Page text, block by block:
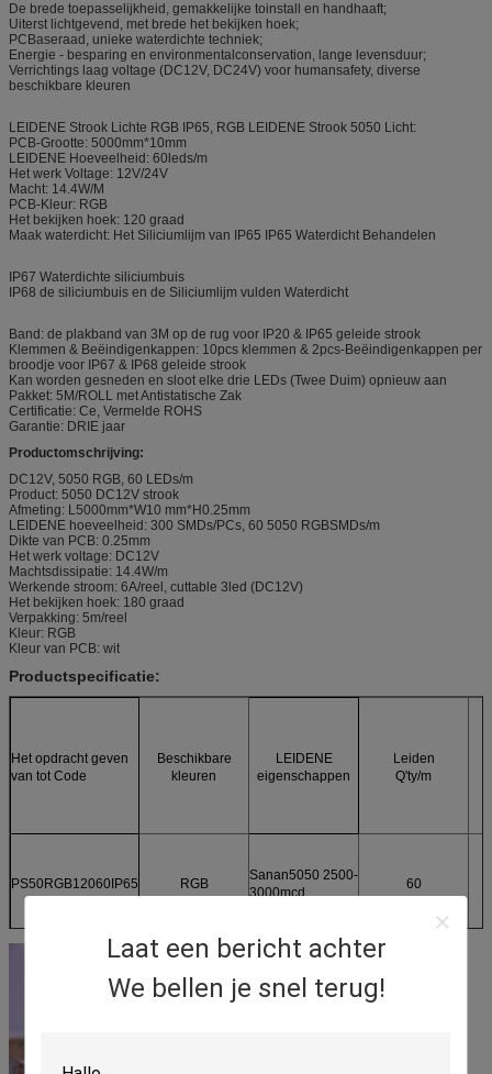
Laat een bericht achter
We bellen je snel terug!
De brede toepasselijkheid, gemakkelijke toinstall en handhaaft;
Uiterst lichtgevend, met brede het bekijken hoek;
PCBaseraad, unieke waterdichte techniek;
Energie - besparing en environmentalconservation, lange levensduur;
Verrichtings laag voltage (DC12V, DC24V) voor humansafety, diverse
beschikbare kleuren
LEIDENE Strook Lichte RGB IP65, RGB LEIDENE Strook 5050 Licht:
PCB-Grootte: 5000mm*10mm
LEIDENE Hoeveelheid: 60leds/m
Het werk Voltage: 12V/24V
Macht: 14.4W/M
PCB-Kleur: RGB
Het bekijken hoek: 120 graad
Maak waterdicht: Het Siliciumlijm van IP65 IP65 Waterdicht Behandelen
IP67 Waterdichte siliciumbuis
IP68 de siliciumbuis en de Siliciumlijm vulden Waterdicht
Band: de plakband van 3M op de rug voor IP20 & IP65 geleide strook
Klemmen & Beëindigenkappen: 10pcs klemmen & 2pcs-Beëindigenkappen per
broodje voor IP67 & IP68 geleide strook
Kan worden gesneden en sloot elke drie LEDs (Twee Duim) opnieuw aan
Pakket: 5M/ROLL met Antistatische Zak
Certificatie: Ce, Vermelde ROHS
Garantie: DRIE jaar
Productomschrijving:
DC12V, 5050 RGB, 60 LEDs/m
Product: 5050 DC12V strook
Afmeting: L5000mm*W10 mm*H0.25mm
LEIDENE hoeveelheid: 300 SMDs/PCs, 60 5050 RGBSMDs/m
Dikte van PCB: 0.25mm
Het werk voltage: DC12V
Machtsdissipatie: 14.4W/m
Werkende stroom: 6A/reel, cuttable 3led (DC12V)
Het bekijken hoek: 180 graad
Verpakking: 5m/reel
Kleur: RGB
Kleur van PCB: wit
Productspecificatie:
Het opdracht geven
van tot Code
Beschikbare
kleuren
LEIDENE
eigenschappen
Leiden
Q'ty/m
PS50RGB12060IP65 RGB
Sanan5050 2500-
3000mcd
60